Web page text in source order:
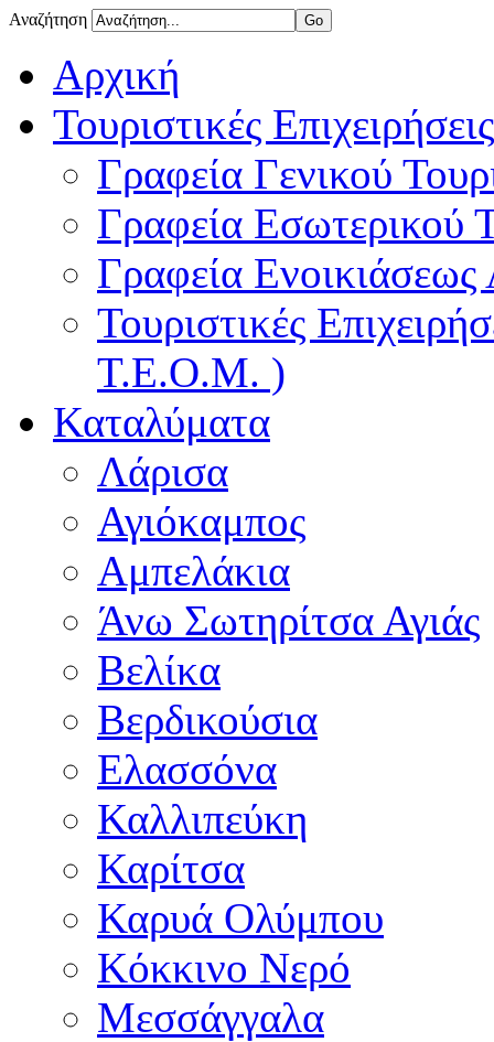
Αναζήτηση
Αρχική
Τουριστικές Επιχειρήσεις
Γραφεία Γενικού
Γραφεία Εσωτερικού
Γραφεία
Τουριστικές
Τ.Ε.Ο.Μ. )
Καταλύματα
Λάρισα
Αγιόκαμπος
Αμπελάκια
Άνω Σωτηρίτσα Αγιάς
Βελίκα
Βερδικούσια
Ελασσόνα
Καλλιπεύκη
Καρίτσα
Καρυά Ολύμπου
Κόκκινο Νερό
Μεσσάγγαλα